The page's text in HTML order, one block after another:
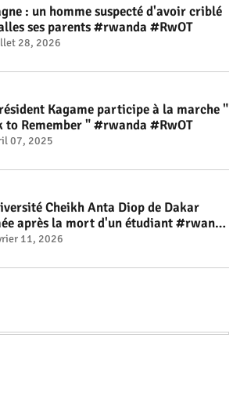
: un homme suspecté d'avoir criblé
ses parents #rwanda #RwOT
28, 2026
Kagame participe à la marche "
to Remember " #rwanda #RwOT
07, 2025
Cheikh Anta Diop de Dakar
après la mort d'un étudiant #rwanda
11, 2026